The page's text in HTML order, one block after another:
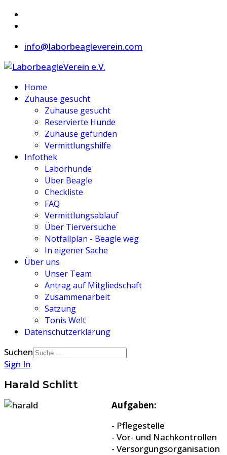
info@laborbeagleverein.com
Home
Zuhause gesucht
Zuhause gesucht
Reservierte Hunde
Zuhause gefunden
Vermittlungshilfe
Infothek
Laborhunde
Über Beagle
Checkliste
FAQ
Vermittlungsablauf
Über Tierversuche
Notfallplan - Beagle weg
In eigener Sache
Über uns
Unser Team
Antrag auf Mitgliedschaft
Zusammenarbeit
Satzung
Tonis Welt
Datenschutzerklärung
Suchen
Sign In
Harald Schlitt
Aufgaben:
- Pflegestelle
- Vor- und Nachkontrollen
- Versorgungsorganisation